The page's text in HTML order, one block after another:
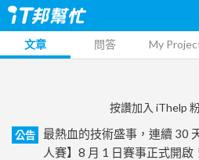
文章 問答 My
按讚加入 iThelp
公告
最熱血的技術盛事，連續 30
人賽】8 月 1 日賽事正式開啟